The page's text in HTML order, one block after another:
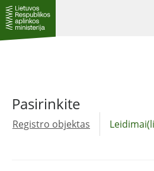
Pasirinkite
Registro objektas